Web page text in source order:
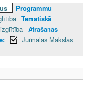
Programmu
Tematiskā
Atrašanās
Jūrmalas Mākslas